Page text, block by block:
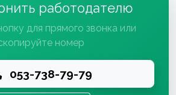
работодателю
для прямого звонка или
номер
053-738-79-79